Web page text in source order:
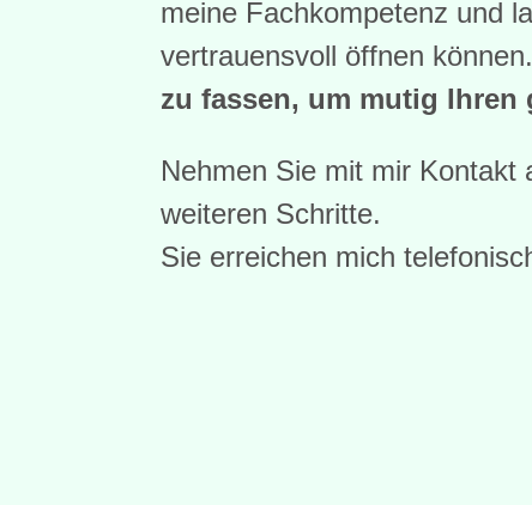
meine Fachkompetenz und
vertrauensvoll öffnen
zu fassen, um mutig Ihren
Nehmen Sie mit mir Kontakt
weiteren Schritte.
Sie erreichen mich